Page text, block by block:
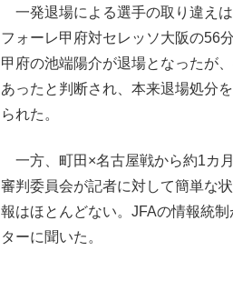
一発退場による選手の取り違え
フォーレ甲府対セレッソ大阪の56
甲府の池端陽介が退場となったが
あったと判断され、本来退場処分
られた。
一方、町田×名古屋戦から約1カ
審判委員会が記者に対して簡単な
報はほとんどない。JFAの情報統
ターに聞いた。